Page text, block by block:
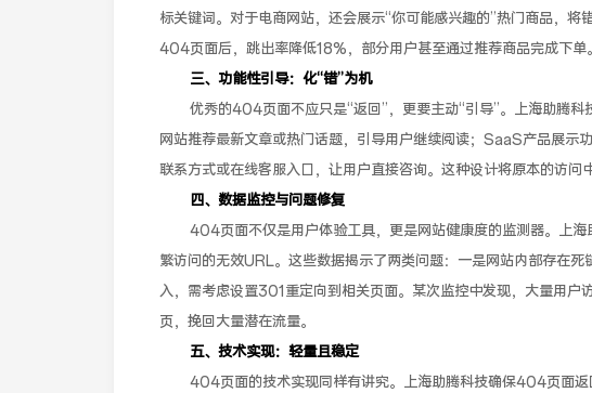
标关键词。对于电商网站，还会展示“你可能感兴趣的”热门商品，
404页面后，跳出率降低18%，部分用户甚至通过推荐商品完成下单。
三、功能性引导：化“错”为机
优秀的404页面不应只是“返回”，更要主动“引导”。上海助腾
网站推荐最新文章或热门话题，引导用户继续阅读；SaaS产品展示
联系方式或在线客服入口，让用户直接咨询。这种设计将原本的访问
四、数据监控与问题修复
404页面不仅是用户体验工具，更是网站健康度的监测器。上
繁访问的无效URL。这些数据揭示了两类问题：一是网站内部存在
入，需考虑设置301重定向到相关页面。某次监控中发现，大量用户
页，挽回大量潜在流量。
五、技术实现：轻量且稳定
404页面的技术实现同样有讲究。上海助腾科技确保404页面